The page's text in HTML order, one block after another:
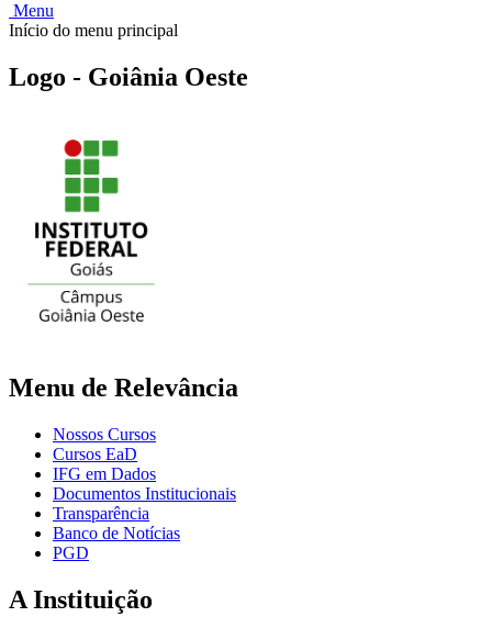
Menu
Início do menu principal
Logo - Goiânia Oeste
Menu de Relevância
Nossos Cursos
Cursos EaD
IFG em Dados
Documentos Institucionais
Transparência
Banco de Notícias
PGD
A Instituição